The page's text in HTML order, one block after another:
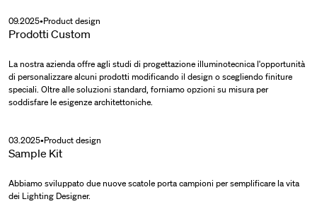
09.2025•Product design
Prodotti Custom
La nostra azienda offre agli studi di progettazione illuminotecnica l'opportunità
di personalizzare alcuni prodotti modificando il design o scegliendo finiture
speciali. Oltre alle soluzioni standard, forniamo opzioni su misura per
soddisfare le esigenze architettoniche.
03.2025•Product design
Sample Kit
Abbiamo sviluppato due nuove scatole porta campioni per semplificare la vita
dei Lighting Designer.